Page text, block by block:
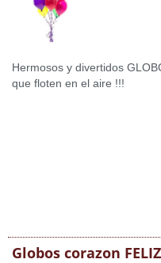
Hermosos y divertidos
que floten en el aire !!!
Globos corazon